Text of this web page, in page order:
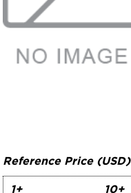
Reference Price (USD)
1+
10+